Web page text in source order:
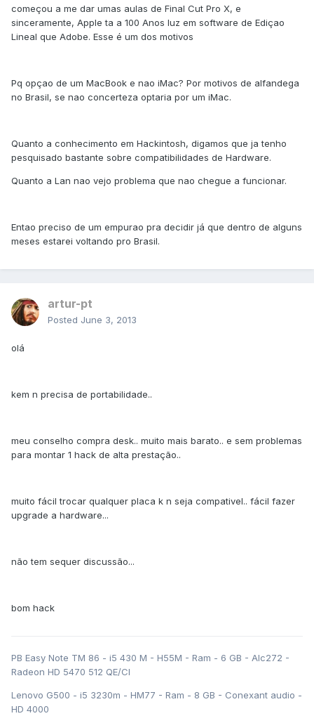
começou a me dar umas aulas de Final Cut Pro X, e
sinceramente, Apple ta a 100 Anos luz em software de Ediçao
Lineal que Adobe. Esse é um dos motivos
Pq opçao de um MacBook e nao iMac? Por motivos de alfandega
no Brasil, se nao concerteza optaria por um iMac.
Quanto a conhecimento em Hackintosh, digamos que ja tenho
pesquisado bastante sobre compatibilidades de Hardware.
Quanto a Lan nao vejo problema que nao chegue a funcionar.
Entao preciso de um empurao pra decidir já que dentro de alguns
meses estarei voltando pro Brasil.
artur-pt
Posted June 3, 2013
olá
kem n precisa de portabilidade..
meu conselho compra desk.. muito mais barato.. e sem problemas
para montar 1 hack de alta prestação..
muito fácil trocar qualquer placa k n seja compativel.. fácil fazer
upgrade a hardware...
não tem sequer discussão...
bom hack
PB Easy Note TM 86 - i5 430 M - H55M - Ram - 6 GB - Alc272 -
Radeon HD 5470 512 QE/CI
Lenovo G500 - i5 3230m - HM77 - Ram - 8 GB - Conexant audio -
HD 4000